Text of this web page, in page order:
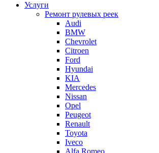
Услуги
Ремонт рулевых реек
Audi
BMW
Chevrolet
Citroen
Ford
Hyundai
KIA
Mercedes
Nissan
Opel
Peugeot
Renault
Toyota
Iveco
Alfa Romeo